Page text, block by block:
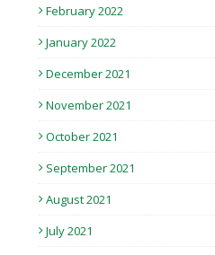
February 2022
January 2022
December 2021
November 2021
October 2021
September 2021
August 2021
July 2021